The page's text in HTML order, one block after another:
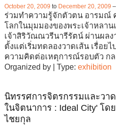
October 20, 2009 to December 20, 2009
ร่วมทำความรู้จักตัวตน อารมณ์
โลกในมุมมองของพระเจ้าหลาน
เจ้าสิริวัณณวรีนารีรัตน์ ผ่านผล
ตั้งแต่เริ่มทดลองวาดเส้น เรื่อย
ความคิดต่อเหตุการณ์รอบตัว ก
Organized by | Type: exhibition
นิทรรศการจิตรกรรมและวา
ในจิตนาการ : Ideal City' โ
ไชยกุล